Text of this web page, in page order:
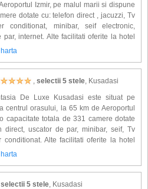
Izmir, pe malul marii si dispune
dotate cu: telefon direct , jacuzzi, Tv
conditionat, minibar, seif electronic,
par, internet. Alte facilitati oferite la hotel
De Luxe Kusadasi: restaurante
, selectii 5 stele, Kusadasi
De Luxe Kusadasi este situat pe
centrul orasului, la 65 km de Aeroportul
capacitate totala de 331 camere dotate
direct, uscator de par, minibar, seif, Tv
conditionat. Alte facilitati oferite la hotel
Luxe Kusadasi: restaurante, baruri,
selectii 5 stele, Kusadasi